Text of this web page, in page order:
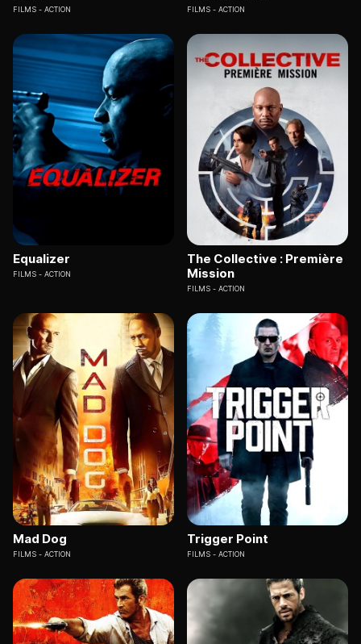
FILMS ACTION FILMS ACTION
Equalizer
FILMS ACTION
The Collective : Première
Mission
FILMS ACTION
Mad Dog
FILMS ACTION
Trigger Point
FILMS ACTION